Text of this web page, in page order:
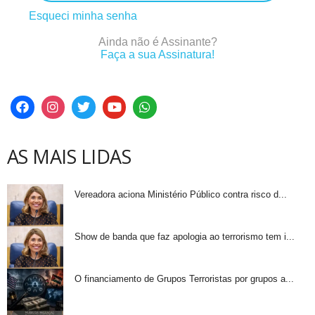
Esqueci minha senha
Ainda não é Assinante?
Faça a sua Assinatura!
AS MAIS LIDAS
Vereadora aciona Ministério Público contra risco d...
Show de banda que faz apologia ao terrorismo tem i...
O financiamento de Grupos Terroristas por grupos a...